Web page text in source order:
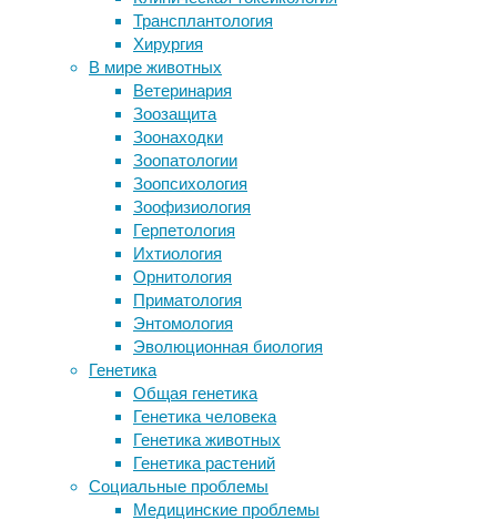
Трансплантология
Хирургия
В мире животных
Ветеринария
Зоозащита
Зоонаходки
Зоопатологии
Зоопсихология
Зоофизиология
Герпетология
Ихтиология
Орнитология
Приматология
Энтомология
Эволюционная биология
Генетика
Общая генетика
Генетика человека
Генетика животных
Генетика растений
Социальные проблемы
Медицинские проблемы
02:59
02/09/2023
зоология,
поведение,
приматология,
социальное
взаимодействие
Приматологи
Германии
Индонезии
исследовали
реакцию
самцов
промискуитетных
хохлатых
макаков
крики
детенышей.
Раннее облысение связали с
невысоким ростом
О чем говорит температура тела?
Вспышку хантавируса на круизном
лайнере вызвал штамм,
передающийся от человека к
человеку
10 обидных заблуждений о
психологах
Лошадь помнит ваши эмоции
Следите за новостями